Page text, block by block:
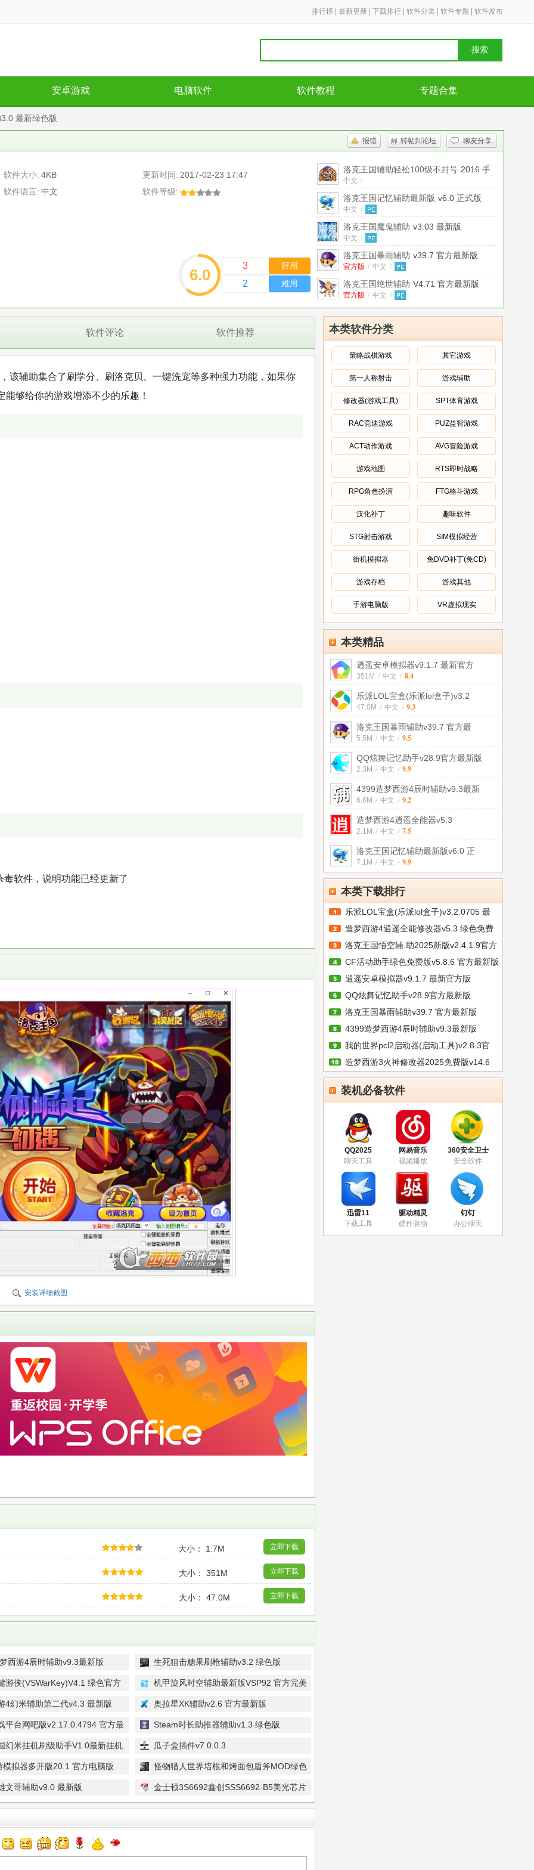
排行榜 最新更新 下载排行 软件分类 软件专题 软件发布
搜索
安卓游戏 电脑软件 软件教程 专题合集
最新绿色版
报错 转帖到论坛 聊友分享
软件大小: 4KB 更新时间: 2017-02-23 17:47
软件语言: 中文 软件等级:
6.0
3 好用
2 难用
洛克王国辅助轻松100级不封号 2016 手
机版
中文 /
洛克王国记忆辅助最新版 v6.0 正式版
中文 /
洛克王国魔鬼辅助 v3.03 最新版
中文 /
洛克王国暴雨辅助 v39.7 官方最新版
官方版 / 中文 /
洛克王国绝世辅助 V4.71 官方最新版
官方版 / 中文 /
官方版 / 中文 /
洛克王国帝神辅助 V1.4.0 官方最新版
官方版 / 中文 /
洛克王国晓舟辅助 v0.8 最新免费版
免费版 / 中文 /
洛克王国小蜜蜂辅助 1.2 官方最新版
官方版 / 中文 /
洛克王国小不乖辅助工具 V0.2最新版
中文 /
本类软件分类
策略战棋游戏 其它游戏
第一人称射击 游戏辅助
修改器(游戏工具) SPT体育游戏
RAC竞速游戏 PUZ益智游戏
ACT动作游戏 AVG冒险游戏
游戏地图 RTS即时战略
RPG角色扮演 FTG格斗游戏
汉化补丁 趣味软件
STG射击游戏 SIM模拟经营
街机模拟器 免DVD补丁(免CD)
游戏存档 游戏其他
手游电脑版 VR虚拟现实
本类精品
逍遥安卓模拟器v9.1.7 最新官方
351M / 中文 / 8.4
乐派LOL宝盒(乐派lol盒子)v3.2
47.0M / 中文 / 9.3
洛克王国暴雨辅助v39.7 官方最
5.5M / 中文 / 9.5
QQ炫舞记忆助手v28.9官方最新版
2.3M / 中文 / 9.9
4399造梦西游4辰时辅助v9.3最新
6.6M / 中文 / 9.2
造梦西游4逍遥全能器v5.3
2.1M / 中文 / 7.5
洛克王国记忆辅助最新版v6.0 正
7.1M / 中文 / 9.9
本类下载排行
乐派LOL宝盒(乐派lol盒子)v3.2.0705 最
造梦西游4逍遥全能修改器v5.3 绿色免费
洛克王国悟空辅.助2025新版v2.4.1.9官方
CF活动助手绿色免费版v5.8.6 官方最新版
逍遥安卓模拟器v9.1.7 最新官方版
QQ炫舞记忆助手v28.9官方最新版
洛克王国暴雨辅助v39.7 官方最新版
4399造梦西游4辰时辅助v9.3最新版
我的世界pcl2启动器(启动工具)v2.8.3官
造梦西游3火神修改器2025免费版v14.6
最
装机必备软件
QQ2025
聊天工具
网易音乐
视频播放
360安全卫士
安全软件
迅雷11
下载工具
驱动精灵
硬件驱动
钉钉
办公聊天
软件评论 软件推荐
该辅助集合了刷学分、刷洛克贝、一键洗宠等多种强力功能，如果你
够给你的游戏增添不少的乐趣！
软件，说明功能已经更新了
安装详细截图
大小： 1.7M 立即下载
大小： 351M 立即下载
大小： 47.0M 立即下载
西游4辰时辅助v9.3最新版 生死狙击糖果刷枪辅助v3.2 绿色版
游侠(VSWarKey)V4.1 绿色官方
机甲旋风时空辅助最新版VSP92 官方完美
版
4幻米辅助第二代v4.3 最新版 奥拉星XK辅助v2.6 官方最新版
平台网吧版v2.17.0.4794 官方最 Steam时长助推器辅助v1.3 绿色版
幻米挂机刷级助手V1.0最新挂机 瓜子盒插件v7.0.0.3
模拟器多开版20.1 官方电脑版
怪物猎人世界培根和烤面包盾斧MOD绿色
版
文哥辅助v9.0 最新版
金士顿3S6692鑫创SSS6692-B5美光芯片
量产工具V2.182 免费版